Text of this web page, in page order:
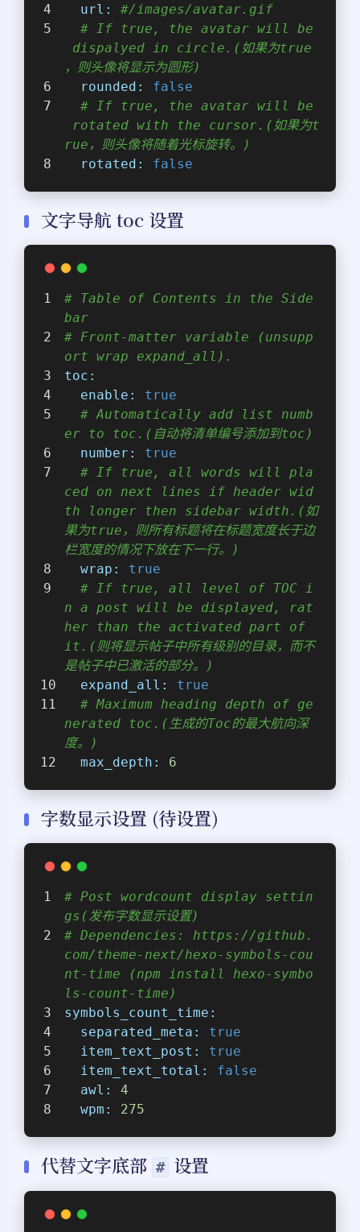
url:
#/images/avatar.gif
# If true, the avatar will be
dispalyed in circle.(如果为true
，则头像将显示为圆形)
rounded:
false
# If true, the avatar will be
rotated with the cursor.(如果为t
rue，则头像将随着光标旋转。)
rotated:
false
文字导航 toc 设置
# Table of Contents in the Side
bar
# Front-matter variable (unsupp
ort wrap expand_all).
toc:
enable:
true
# Automatically add list numb
er to toc.(自动将清单编号添加到toc)
number:
true
# If true, all words will pla
ced on next lines if header wid
th longer then sidebar width.(如
果为true，则所有标题将在标题宽度长于边
栏宽度的情况下放在下一行。)
wrap:
true
# If true, all level of TOC i
n a post will be displayed, rat
her than the activated part of
it.(则将显示帖子中所有级别的目录，而不
是帖子中已激活的部分。)
expand_all:
true
# Maximum heading depth of ge
nerated toc.(生成的Toc的最大航向深
度。)
max_depth:
6
字数显示设置 (待设置)
# Post wordcount display settin
gs(发布字数显示设置)
# Dependencies: https://github.
com/theme-next/hexo-symbols-cou
nt-time (npm install hexo-symbo
ls-count-time)
symbols_count_time:
separated_meta:
true
item_text_post:
true
item_text_total:
false
awl:
4
wpm:
275
代替文字底部 # 设置